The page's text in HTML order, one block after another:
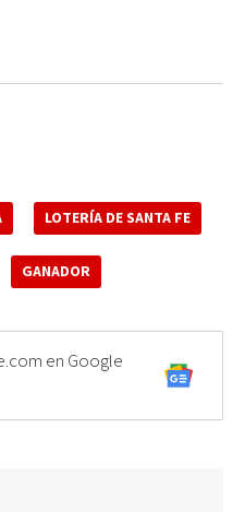
LOTERÍA DE SANTA FE
GANADOR
en Google